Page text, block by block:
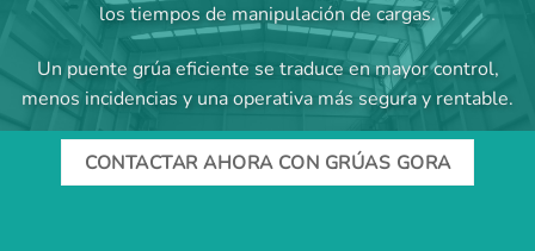
los tiempos de manipulación de cargas.
Un puente grúa eficiente se traduce en mayor control,
menos incidencias y una operativa más segura y rentable.
CONTACTAR AHORA CON GRÚAS GORA